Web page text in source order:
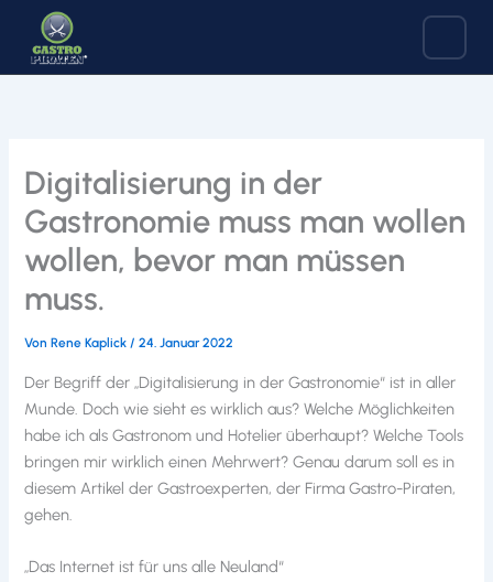
springen
Digitalisierung in der
Gastronomie muss man wollen
wollen, bevor man müssen
muss.
VonRene Kaplick/24. Januar 2022
Der Begriff der „Digitalisierung in der Gastronomie“ ist in aller
Munde. Doch wie sieht es wirklich aus? Welche Möglichkeiten
habe ich als Gastronom und Hotelier überhaupt? Welche Tools
bringen mir wirklich einen Mehrwert? Genau darum soll es in
diesem Artikel der Gastroexperten, der Firma Gastro-Piraten,
gehen.
„Das Internet ist für uns alle Neuland“